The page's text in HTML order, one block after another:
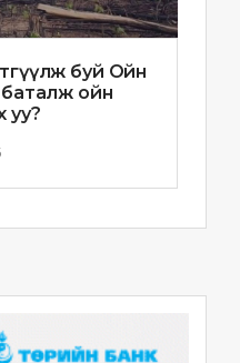
буй Ойн
баталж ойн
уу?